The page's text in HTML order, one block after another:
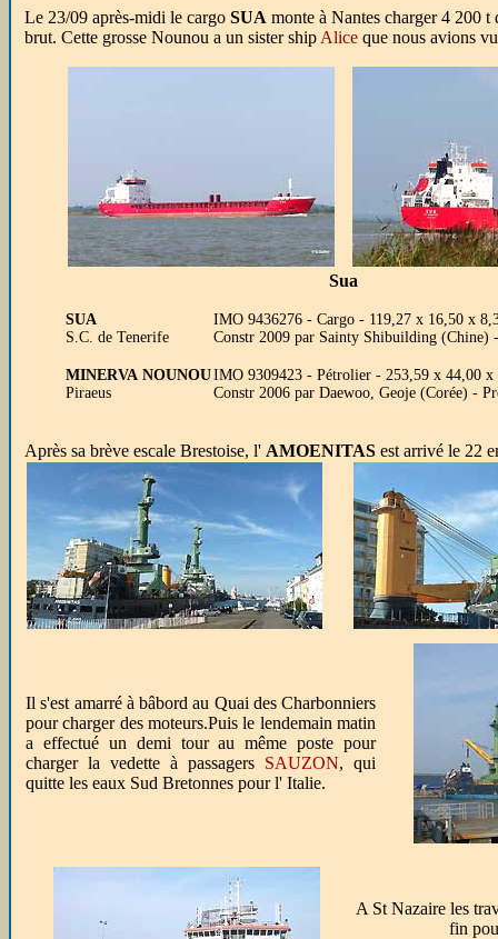
Le 23/09 après-midi le cargo SUA monte à Nantes charger 4 200
brut. Cette grosse Nounou a un sister ship Alice que nous avions
Sua
SUA
S.C. de Tenerife
IMO 9436276 - Cargo - 119,27 x 16,50 x
Constr 2009 par Sainty Shibuilding (Chine)
MINERVA NOUNOU
Piraeus
IMO 9309423 - Pétrolier - 253,59 x 44,00
Constr 2006 par Daewoo, Geoje (Corée) -
Après sa brève escale Brestoise, l' AMOENITAS est arrivé le 22
Il s'est amarré à bâbord au Quai des Charbonniers
pour charger des moteurs.Puis le lendemain matin
a effectué un demi tour au même poste pour
charger la vedette à passagers SAUZON, qui
quitte les eaux Sud Bretonnes pour l' Italie.
A St Nazaire les
fin